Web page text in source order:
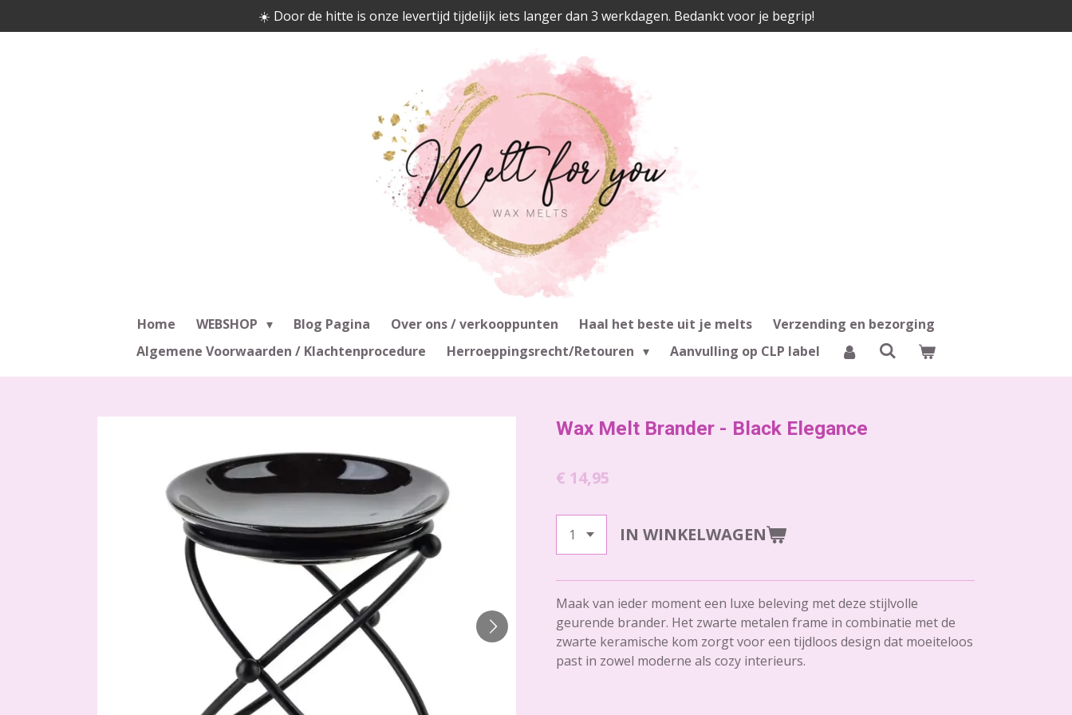
direct
☀️ Door de hitte is onze levertijd tijdelijk iets langer dan 3 werkdagen. Bedankt voor je begrip!
Home WEBSHOP Blog Pagina Over ons / verkooppunten Haal het beste uit je melts
Verzending en bezorging
Algemene Voorwaarden / Klachtenprocedure
Herroeppingsrecht/Retouren Aanvulling op CLP label
Wax Melt Brander - Black Elegance
€ 14,95
IN WINKELWAGEN
Maak van ieder moment een luxe beleving met deze stijlvolle
geurende brander. Het zwarte metalen frame in combinatie met de
zwarte keramische kom zorgt voor een tijdloos design dat moeiteloos
past in zowel moderne als cozy interieurs.